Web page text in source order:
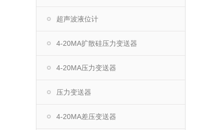
超声波液位计
4-20MA扩散硅压力变送器
4-20MA压力变送器
压力变送器
4-20MA差压变送器